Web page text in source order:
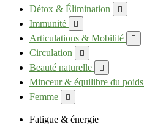
Détox & Élimination 
Immunité 
Articulations & Mobilité 
Circulation 
Beauté naturelle 
Minceur & équilibre du poids
Femme 
Fatigue & énergie